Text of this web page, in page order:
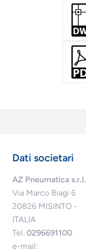
Dati societari
AZ Pneumatica s.r.l.
Via Marco Biagi 6
20826 MISINTO -
ITALIA
Tel. 0296691100
e-mail: